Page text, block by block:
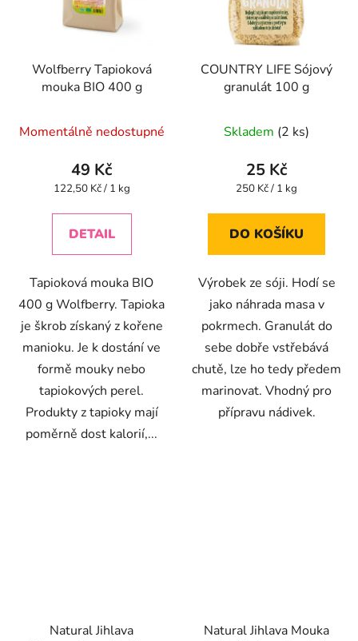
Wolfberry Tapioková
mouka BIO 400 g
hodnocení
produktu
je
z
Momentálně nedostupné
49 Kč
Měrná
122,50 Kč / 1 kg
DETAIL
Tapioková mouka BIO
400 g Wolfberry. Tapioka
je škrob získaný z kořene
manioku. Je k dostání ve
formě mouky nebo
tapiokových perel.
Produkty z tapioky mají
poměrně dost kalorií,...
COUNTRY LIFE Sójový
granulát 100 g
Skladem (2 ks)
25 Kč
Měrná
250 Kč / 1 kg
DO KOŠÍKU
Výrobek ze sóji. Hodí se
jako náhrada masa v
pokrmech. Granulát do
sebe dobře vstřebává
chutě, lze ho tedy předem
marinovat. Vhodný pro
přípravu nádivek.
Natural Jihlava
Natural Jihlava Mouka